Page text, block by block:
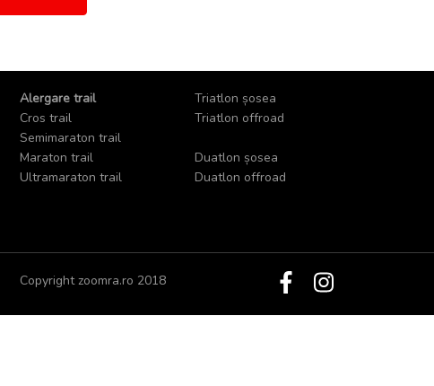
Alergare trail
Cros trail
Semimaraton trail
Maraton trail
Ultramaraton trail
Triatlon șosea
Triatlon offroad
Duatlon șosea
Duatlon offroad
Copyright zoomra.ro 2018